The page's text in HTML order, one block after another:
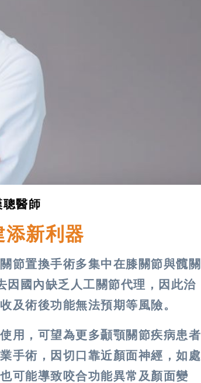
醫師
新利器
節置換手術多集中在膝關節與髖關
因國內缺乏人工關節代理，因此治
及術後功能無法預期等風險。
用，可望為更多顳顎關節疾病患者
手術，因切口靠近顏面神經，如處
可能導致咬合功能異常及顏面變